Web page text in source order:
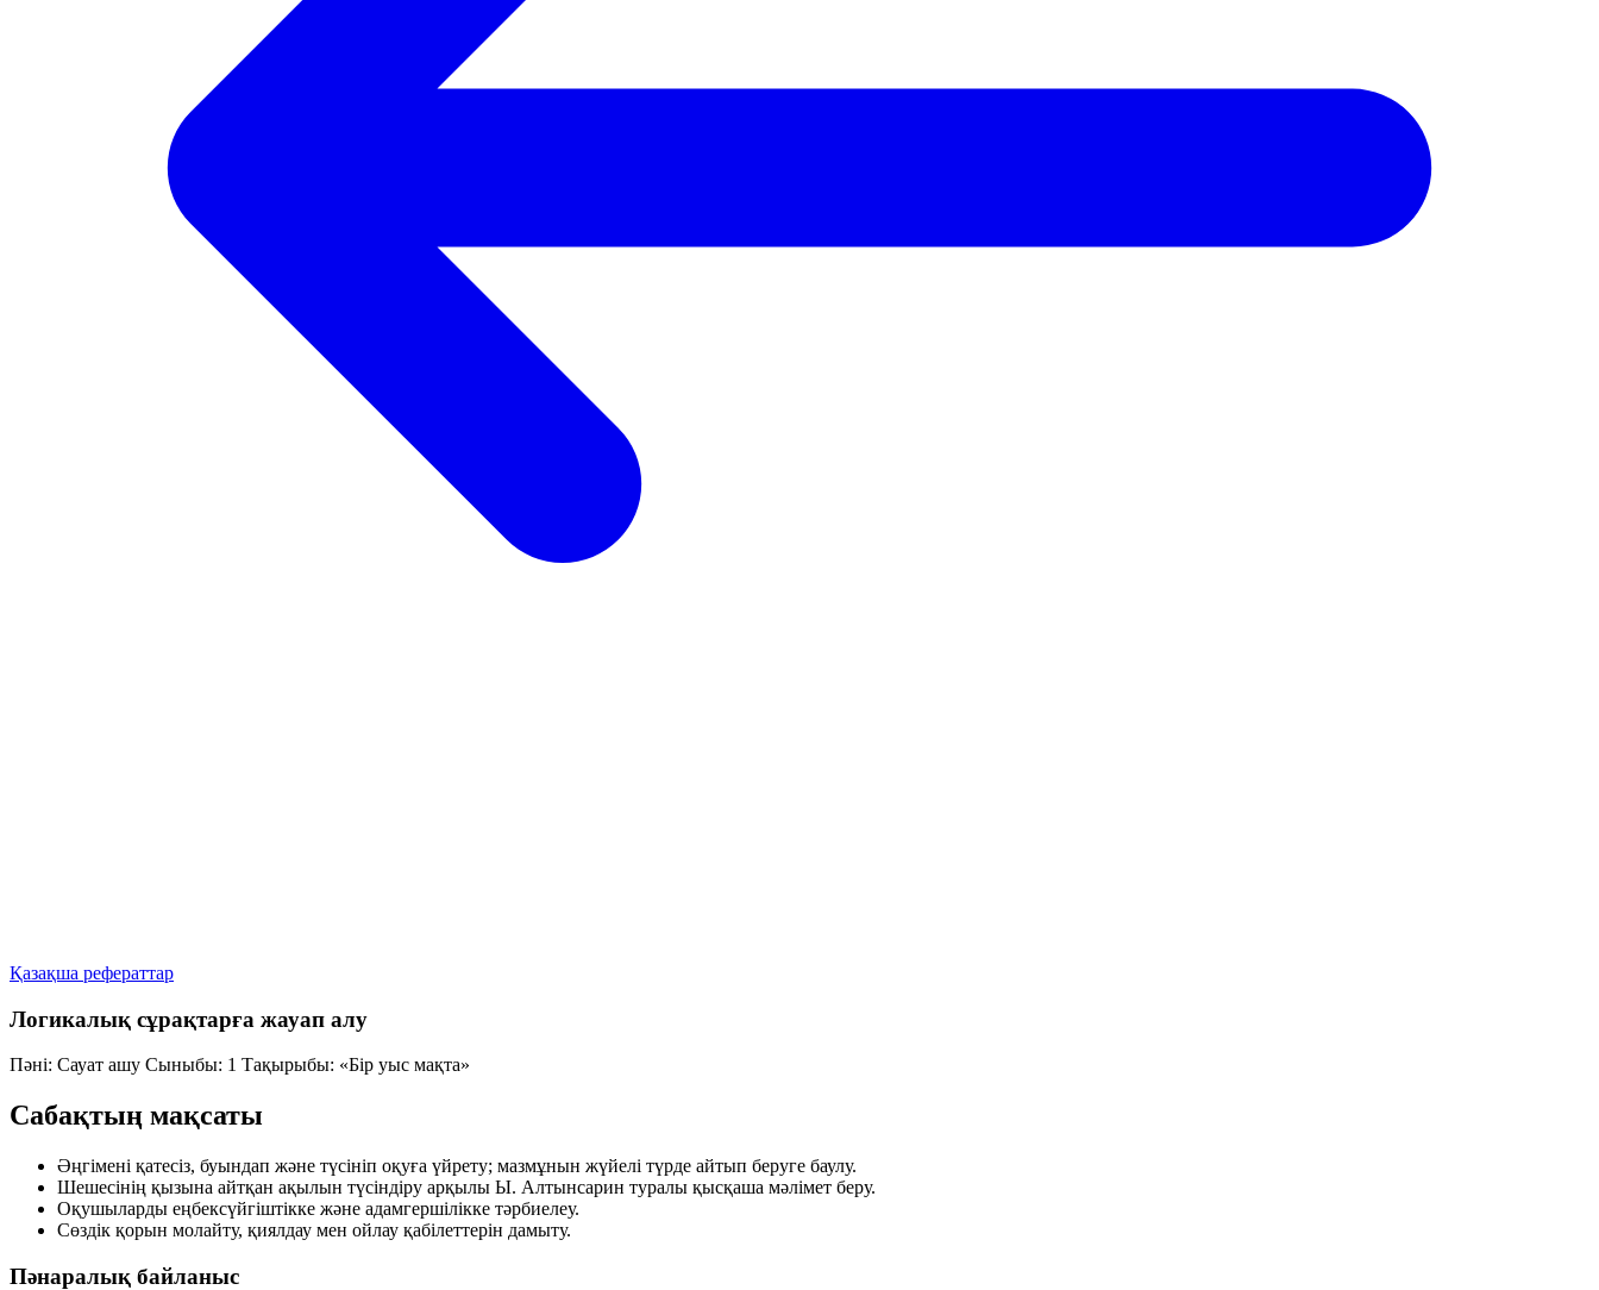
Қазақша рефераттар
Логикалық сұрақтарға жауап алу
Пәні: Сауат ашу Сыныбы: 1 Тақырыбы: «Бір уыс мақта»
Сабақтың мақсаты
Әңгімені қатесіз, буындап және түсініп оқуға үйрету; мазмұнын жүйелі түрде айтып беруге баулу.
Шешесінің қызына айтқан ақылын түсіндіру арқылы Ы. Алтынсарин туралы қысқаша мәлімет беру.
Оқушыларды еңбексүйгіштікке және адамгершілікке тәрбиелеу.
Сөздік қорын молайту, қиялдау мен ойлау қабілеттерін дамыту.
Пәнаралық байланыс